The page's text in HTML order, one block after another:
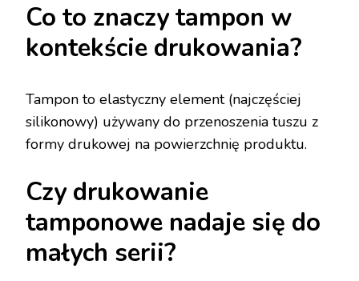
Co to znaczy tampon w
kontekście drukowania?
Tampon to elastyczny element (najczęściej
silikonowy) używany do przenoszenia tuszu z
formy drukowej na powierzchnię produktu.
Czy drukowanie
tamponowe nadaje się do
małych serii?